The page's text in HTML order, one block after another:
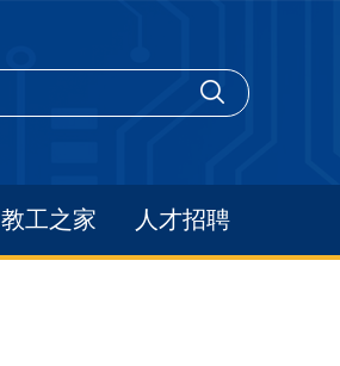
教工之家 人才招聘